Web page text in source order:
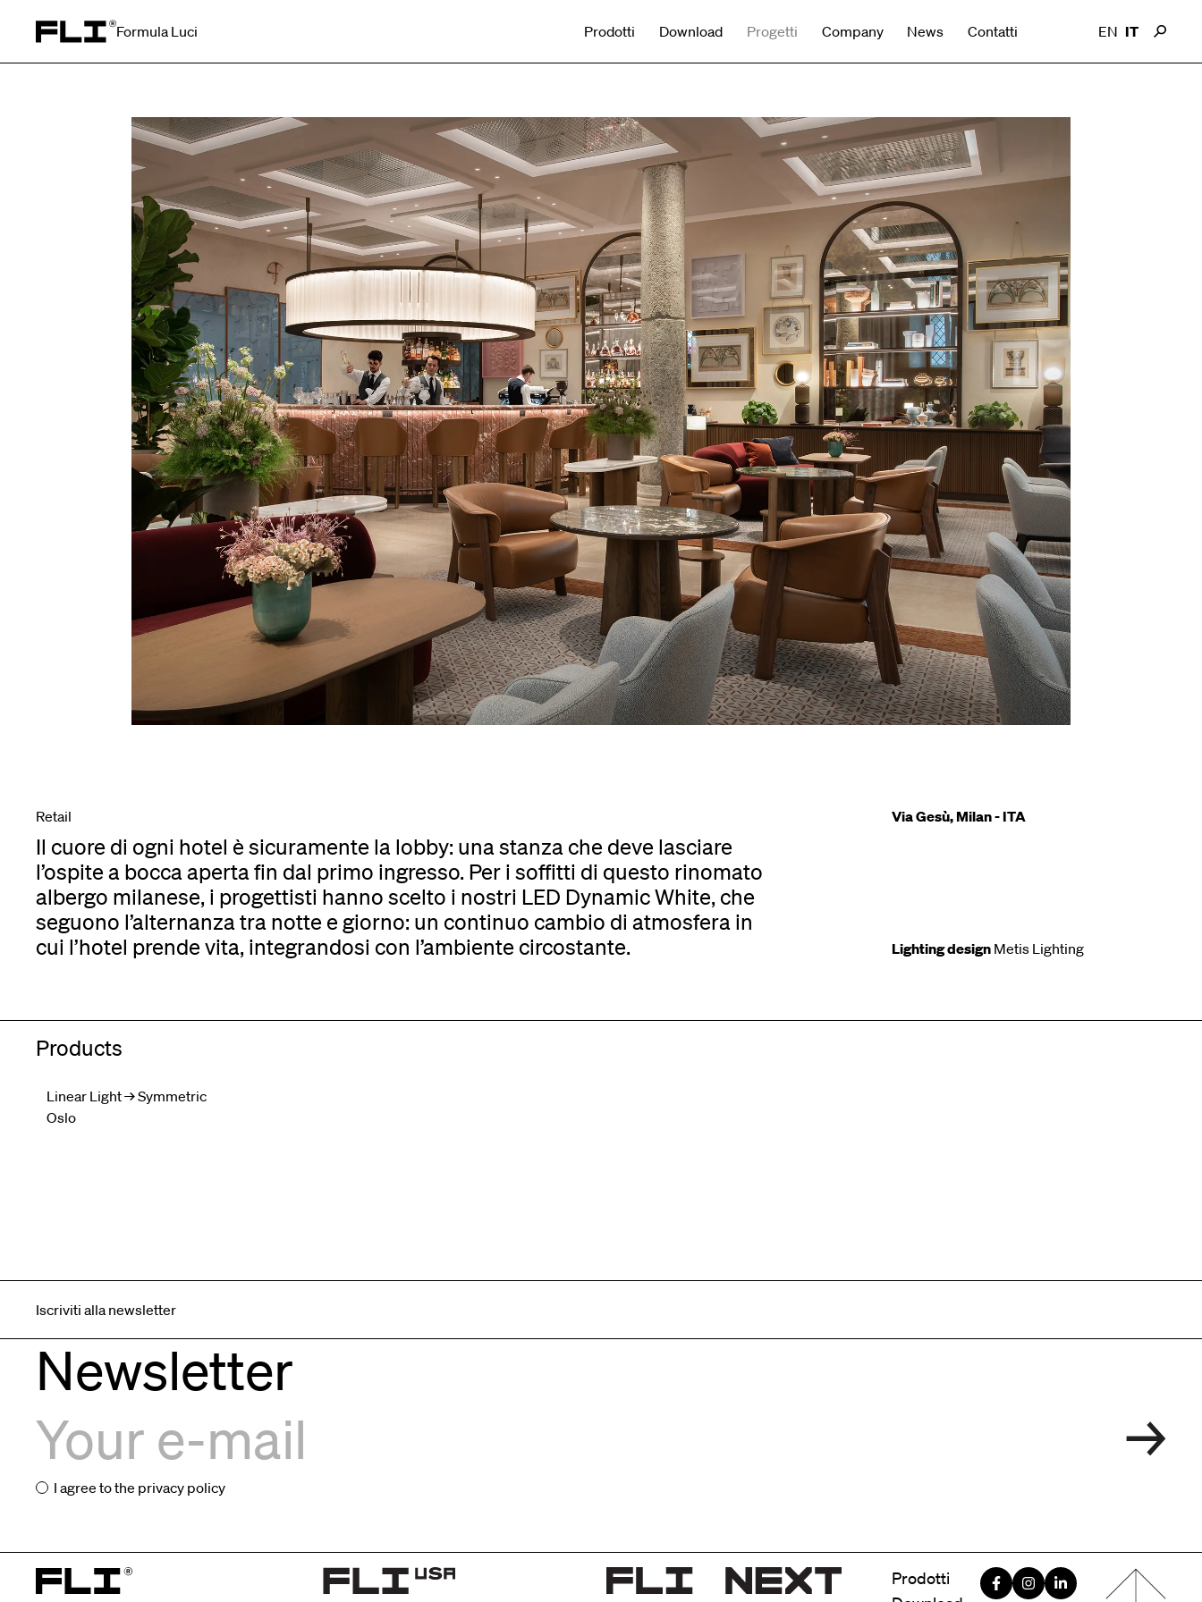
Formula Luci Prodotti Download Progetti Company News Contatti EN IT
Search for:
Retail
Il cuore di ogni hotel è sicuramente la lobby: una stanza che deve lasciare
l’ospite a bocca aperta fin dal primo ingresso. Per i soffitti di questo rinomato
albergo milanese, i progettisti hanno scelto i nostri LED Dynamic White, che
seguono l’alternanza tra notte e giorno: un continuo cambio di atmosfera in
cui l’hotel prende vita, integrandosi con l’ambiente circostante.
Via Gesù, Milan - ITA
Lighting designMetis Lighting
Products
Linear Light → Symmetric
Oslo
Iscriviti alla newsletter
Newsletter
I agree to the privacy policy
Prodotti